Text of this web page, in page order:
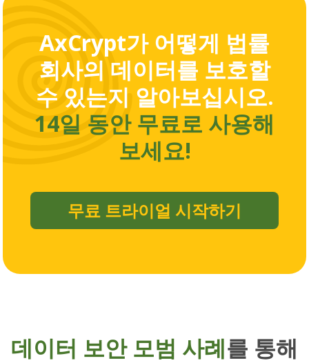
AxCrypt가 어떻게 법률
회사의 데이터를 보호할
수 있는지 알아보십시오.
14일 동안 무료로 사용해
보세요!
무료 트라이얼 시작하기
데이터 보안 모범 사례를 통해